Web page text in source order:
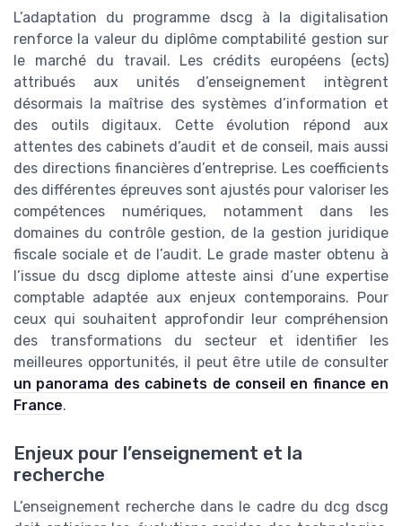
L’adaptation du programme dscg à la digitalisation
renforce la valeur du diplôme comptabilité gestion sur
le marché du travail. Les crédits européens (ects)
attribués aux unités d’enseignement intègrent
désormais la maîtrise des systèmes d’information et
des outils digitaux. Cette évolution répond aux
attentes des cabinets d’audit et de conseil, mais aussi
des directions financières d’entreprise. Les coefficients
des différentes épreuves sont ajustés pour valoriser les
compétences numériques, notamment dans les
domaines du contrôle gestion, de la gestion juridique
fiscale sociale et de l’audit. Le grade master obtenu à
l’issue du dscg diplome atteste ainsi d’une expertise
comptable adaptée aux enjeux contemporains. Pour
ceux qui souhaitent approfondir leur compréhension
des transformations du secteur et identifier les
meilleures opportunités, il peut être utile de consulter
un panorama des cabinets de conseil en finance en
France.
Enjeux pour l’enseignement et la
recherche
L’enseignement recherche dans le cadre du dcg dscg